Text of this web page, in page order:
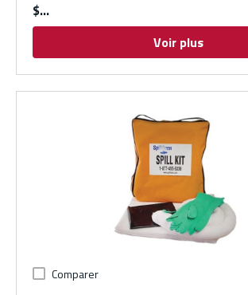
$
Voir plus
Comparer